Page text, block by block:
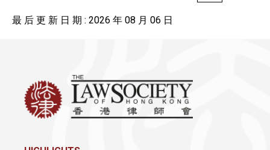
最 后 更 新 日 期 : 2026 年 08 月 06 日